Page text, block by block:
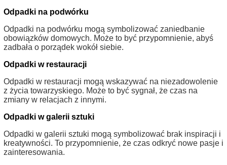
Odpadki na podwórku
Odpadki na podwórku mogą symbolizować zaniedbanie
obowiązków domowych. Może to być przypomnienie, abyś
zadbała o porządek wokół siebie.
Odpadki w restauracji
Odpadki w restauracji mogą wskazywać na niezadowolenie
z życia towarzyskiego. Może to być sygnał, że czas na
zmiany w relacjach z innymi.
Odpadki w galerii sztuki
Odpadki w galerii sztuki mogą symbolizować brak inspiracji i
kreatywności. To przypomnienie, że czas odkryć nowe pasje i
zainteresowania.